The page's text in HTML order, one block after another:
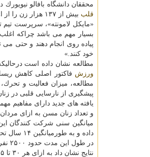
محققان دانشگاه بافالو
قلب بیش از ۱۳۷ هزار زن را از اوایل دهه ۱۹۹۰ بررسی كردند.
«مایكل لامونته»، سرپرست تیم
بسیار مهم می باشد چراكه
پیاده روی انجام دهند و حتی می
خود كنند.»
مطالعه نشان داده است
ورزش فاكتور اصلی كاهش
مطالعه، میزان فعالیت و
پیشگیری از نارسایی قلبی در
یافته های جدید دارای مفاهیم
و تعداد زنان مسن به ازای مردان ۲ به ۱ خواهد بود.
داده و به طورمیانگین ۱۴ سال تحت نظر بودند.
در طول این مدت حدود ۲۵۰۰ نفر دچار نارسایی قلبی شدند.
نتایج نشان داد به ازای هر ۳۰ تا ۴۵ دقیقه حضور زنان در تحرك فیزیكی، ریسك نارسایی قلبی تا ۹ درصد كاسته می شود.